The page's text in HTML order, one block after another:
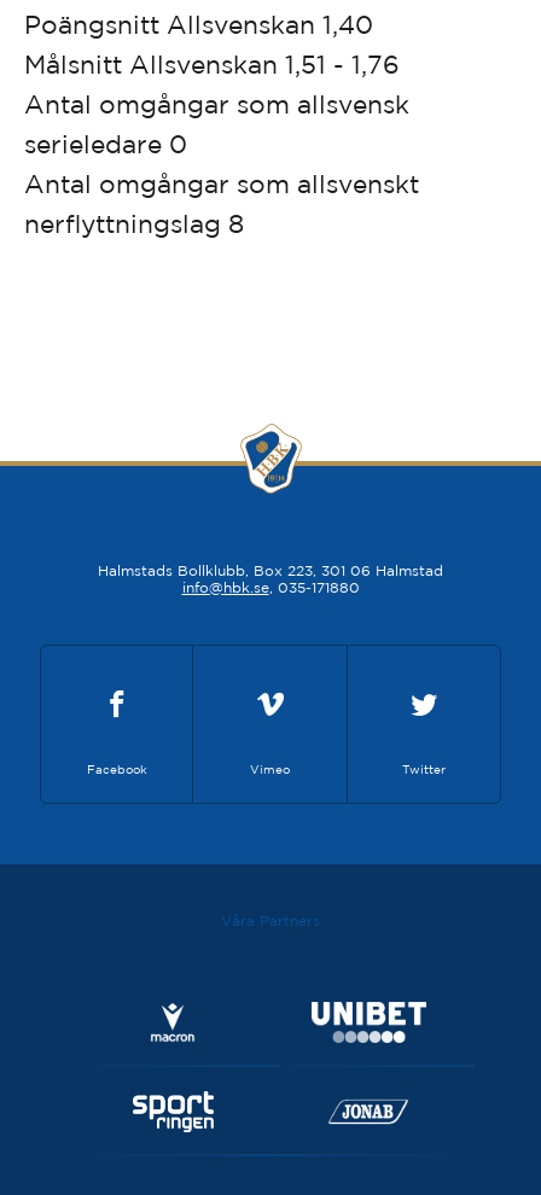
Poängsnitt Allsvenskan 1,40
Målsnitt Allsvenskan 1,51 - 1,76
Antal omgångar som allsvensk
serieledare 0
Antal omgångar som allsvenskt
nerflyttningslag 8
Halmstads Bollklubb, Box 223, 301 06 Halmstad
info@hbk.se, 035-171880
Facebook Vimeo Twitter
Våra Partners